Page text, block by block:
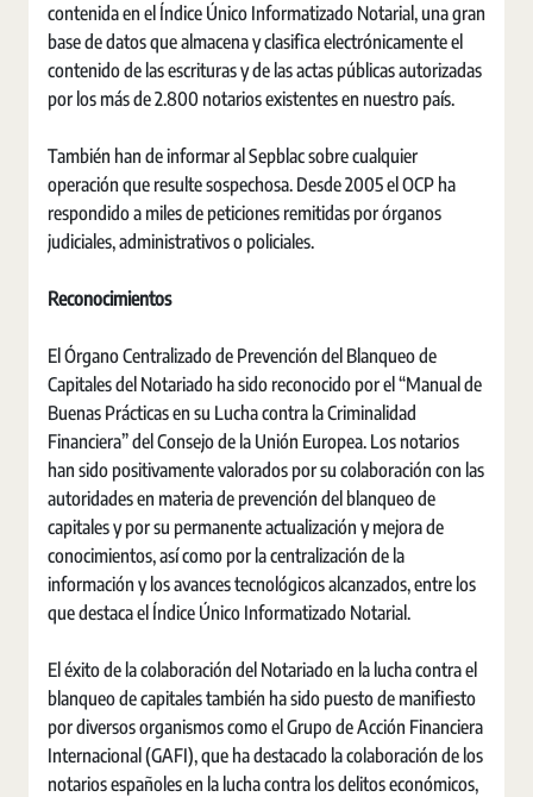
contenida en el Índice Único Informatizado Notarial, una gran
base de datos que almacena y clasifica electrónicamente el
contenido de las escrituras y de las actas públicas autorizadas
por los más de 2.800 notarios existentes en nuestro país.
También han de informar al Sepblac sobre cualquier
operación que resulte sospechosa. Desde 2005 el OCP ha
respondido a miles de peticiones remitidas por órganos
judiciales, administrativos o policiales.
Reconocimientos
El Órgano Centralizado de Prevención del Blanqueo de
Capitales del Notariado ha sido reconocido por el “Manual de
Buenas Prácticas en su Lucha contra la Criminalidad
Financiera” del Consejo de la Unión Europea. Los notarios
han sido positivamente valorados por su colaboración con las
autoridades en materia de prevención del blanqueo de
capitales y por su permanente actualización y mejora de
conocimientos, así como por la centralización de la
información y los avances tecnológicos alcanzados, entre los
que destaca el Índice Único Informatizado Notarial.
El éxito de la colaboración del Notariado en la lucha contra el
blanqueo de capitales también ha sido puesto de manifiesto
por diversos organismos como el Grupo de Acción Financiera
Internacional (GAFI), que ha destacado la colaboración de los
notarios españoles en la lucha contra los delitos económicos,